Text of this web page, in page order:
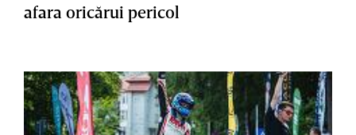
afara oricărui pericol